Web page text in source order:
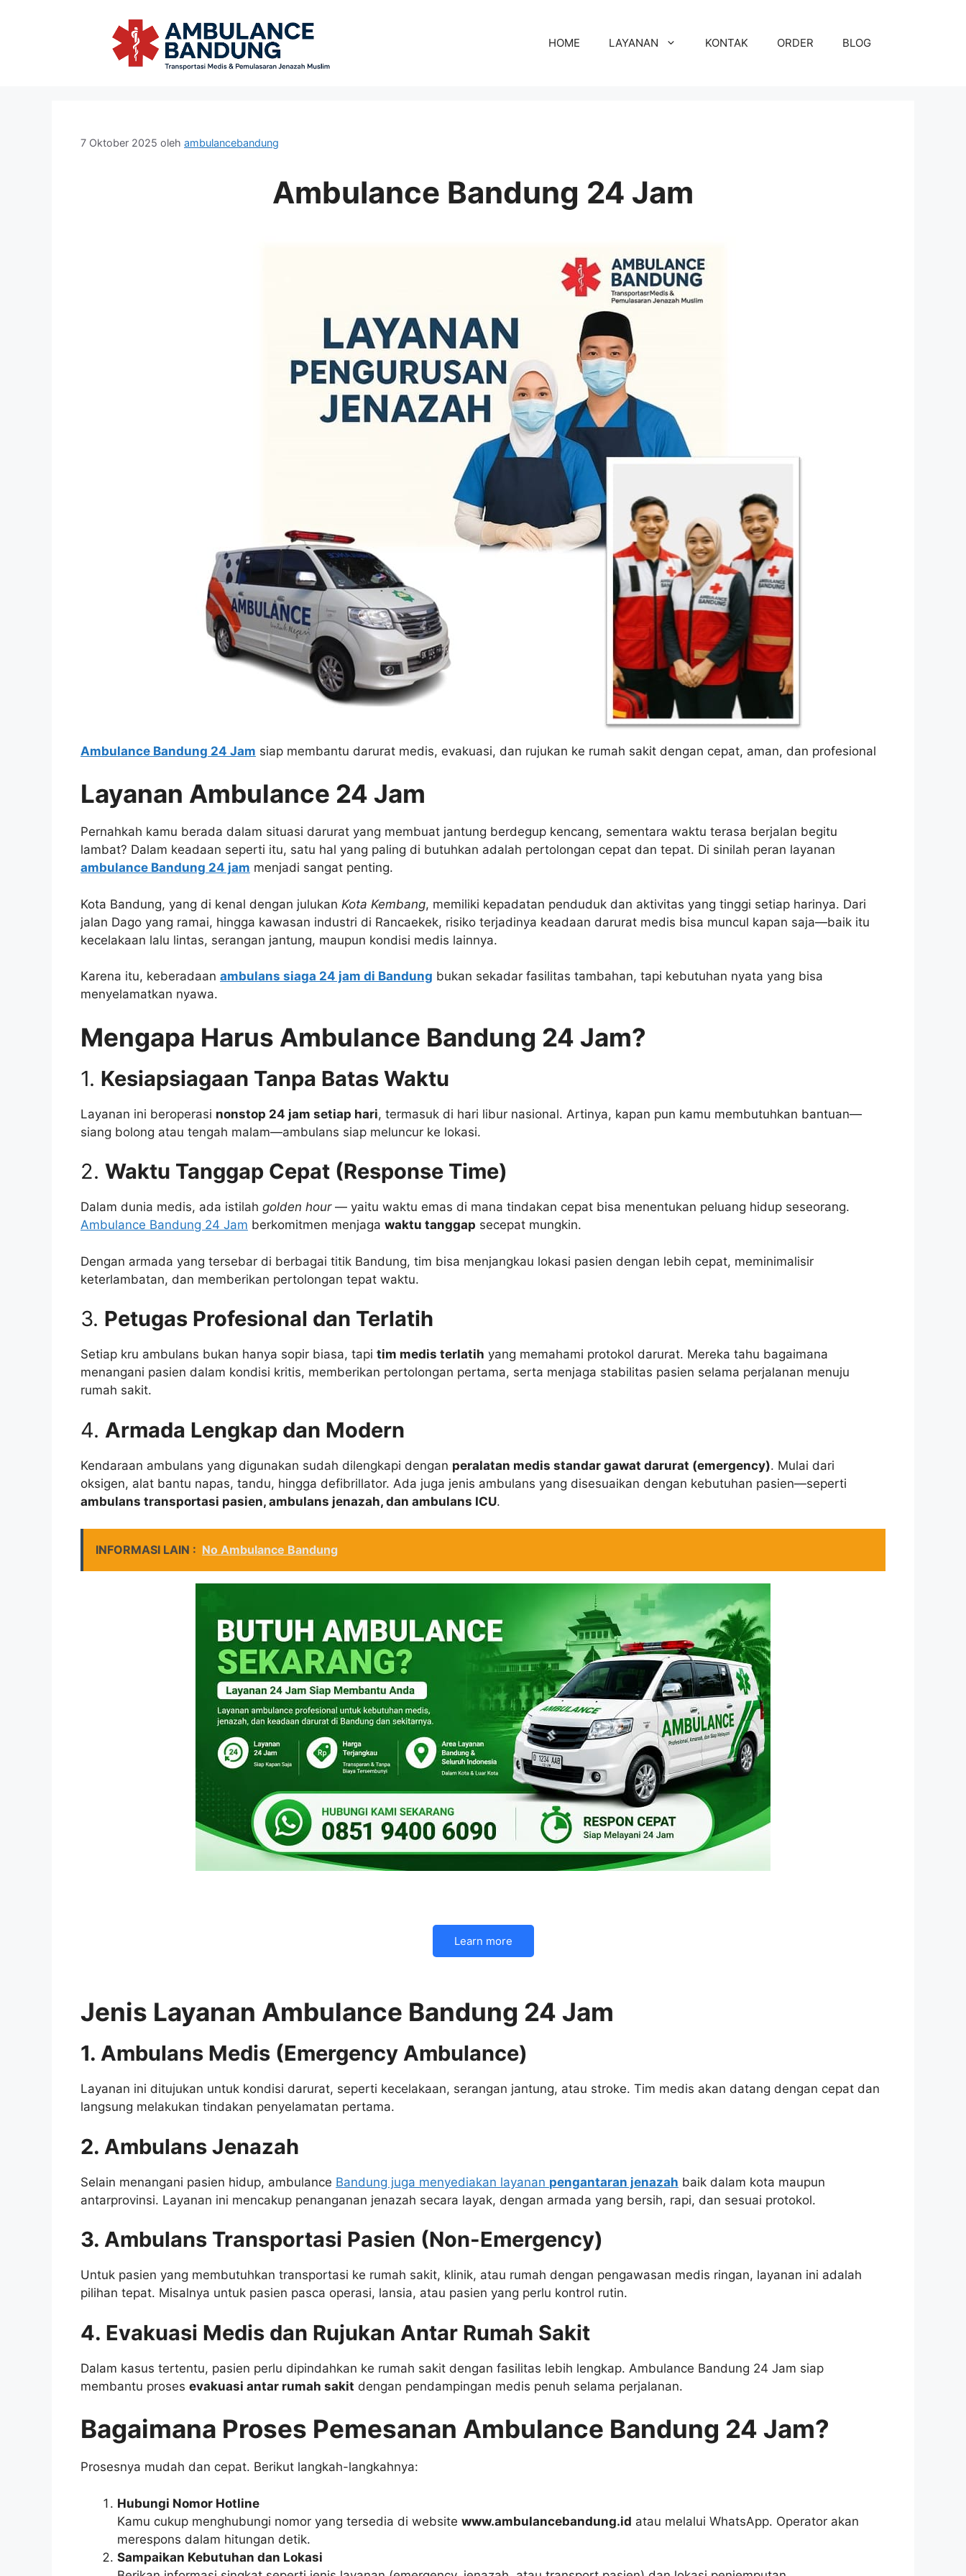
HOME LAYANAN KONTAK ORDER BLOG
7 Oktober 2025 oleh ambulancebandung
Ambulance Bandung 24 Jam
Ambulance Bandung 24 Jam siap membantu darurat medis, evakuasi, dan rujukan ke rumah sakit dengan cepat, aman, dan profesional
Layanan Ambulance 24 Jam
Pernahkah kamu berada dalam situasi darurat yang membuat jantung berdegup kencang, sementara waktu terasa berjalan begitu
lambat? Dalam keadaan seperti itu, satu hal yang paling di butuhkan adalah pertolongan cepat dan tepat. Di sinilah peran layanan
ambulance Bandung 24 jam menjadi sangat penting.
Kota Bandung, yang di kenal dengan julukan Kota Kembang, memiliki kepadatan penduduk dan aktivitas yang tinggi setiap harinya. Dari
jalan Dago yang ramai, hingga kawasan industri di Rancaekek, risiko terjadinya keadaan darurat medis bisa muncul kapan saja—baik itu
kecelakaan lalu lintas, serangan jantung, maupun kondisi medis lainnya.
Karena itu, keberadaan ambulans siaga 24 jam di Bandung bukan sekadar fasilitas tambahan, tapi kebutuhan nyata yang bisa
menyelamatkan nyawa.
Mengapa Harus Ambulance Bandung 24 Jam?
1. Kesiapsiagaan Tanpa Batas Waktu
Layanan ini beroperasi nonstop 24 jam setiap hari, termasuk di hari libur nasional. Artinya, kapan pun kamu membutuhkan bantuan—
siang bolong atau tengah malam—ambulans siap meluncur ke lokasi.
2. Waktu Tanggap Cepat (Response Time)
Dalam dunia medis, ada istilah golden hour— yaitu waktu emas di mana tindakan cepat bisa menentukan peluang hidup seseorang.
Ambulance Bandung 24 Jam berkomitmen menjaga waktu tanggap secepat mungkin.
Dengan armada yang tersebar di berbagai titik Bandung, tim bisa menjangkau lokasi pasien dengan lebih cepat, meminimalisir
keterlambatan, dan memberikan pertolongan tepat waktu.
3. Petugas Profesional dan Terlatih
Setiap kru ambulans bukan hanya sopir biasa, tapi tim medis terlatih yang memahami protokol darurat. Mereka tahu bagaimana
menangani pasien dalam kondisi kritis, memberikan pertolongan pertama, serta menjaga stabilitas pasien selama perjalanan menuju
rumah sakit.
4. Armada Lengkap dan Modern
Kendaraan ambulans yang digunakan sudah dilengkapi dengan peralatan medis standar gawat darurat (emergency). Mulai dari
oksigen, alat bantu napas, tandu, hingga defibrillator. Ada juga jenis ambulans yang disesuaikan dengan kebutuhan pasien—seperti
ambulans transportasi pasien, ambulans jenazah, dan ambulans ICU.
INFORMASI LAIN : No Ambulance Bandung
Learn more
Jenis Layanan Ambulance Bandung 24 Jam
1. Ambulans Medis (Emergency Ambulance)
Layanan ini ditujukan untuk kondisi darurat, seperti kecelakaan, serangan jantung, atau stroke. Tim medis akan datang dengan cepat dan
langsung melakukan tindakan penyelamatan pertama.
2. Ambulans Jenazah
Selain menangani pasien hidup, ambulance Bandung juga menyediakan layanan pengantaran jenazah baik dalam kota maupun
antarprovinsi. Layanan ini mencakup penanganan jenazah secara layak, dengan armada yang bersih, rapi, dan sesuai protokol.
3. Ambulans Transportasi Pasien (Non-Emergency)
Untuk pasien yang membutuhkan transportasi ke rumah sakit, klinik, atau rumah dengan pengawasan medis ringan, layanan ini adalah
pilihan tepat. Misalnya untuk pasien pasca operasi, lansia, atau pasien yang perlu kontrol rutin.
4. Evakuasi Medis dan Rujukan Antar Rumah Sakit
Dalam kasus tertentu, pasien perlu dipindahkan ke rumah sakit dengan fasilitas lebih lengkap. Ambulance Bandung 24 Jam siap
membantu proses evakuasi antar rumah sakit dengan pendampingan medis penuh selama perjalanan.
Bagaimana Proses Pemesanan Ambulance Bandung 24 Jam?
Prosesnya mudah dan cepat. Berikut langkah-langkahnya:
Hubungi Nomor Hotline
Kamu cukup menghubungi nomor yang tersedia di website www.ambulancebandung.id atau melalui WhatsApp. Operator akan
merespons dalam hitungan detik.
Sampaikan Kebutuhan dan Lokasi